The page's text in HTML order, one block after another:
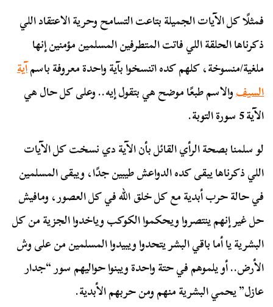
فمثلًا كل الآيات الجميلة بتاعت التسامح وحرية الاعتقاد اللي
ذكرناها الحلقة اللي فاتت المتطرفين المسلمين مؤمنين إنها
ملغية/منسوخة، كلهم كده اتنسخوا بآية واحدة معروفة باسمآية
السيفوالاسم طبعًا موضح هي بتقول إيه.. وعلى كل حال هي
الآية 5 سورة التوبة
.
لو سلمنا بصحة الرأي القائل بأن الآية دي نسخت كل الآيات
اللي ذكرناها يبقى كده الدواعش طيبين جدًا، ويبقى المسلمين
في حالة حرب أبدية مع كل خلق الله في كل العصور، ومافيش
حل غير إنهم ينتصروا ويحكموا الكوكب وياخدوا الجزية من كل
البشرية يا أما باقي البشر يتحدوا ويبيدوا المسلمين من على وش
الأرض.. أو يلموهم في حتة واحدة ويبنوا حواليهم سور “جدار
عازل” يحمي البشرية منهم ومن حربهم الأبدية.